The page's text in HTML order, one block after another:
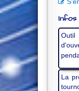
Infos
La